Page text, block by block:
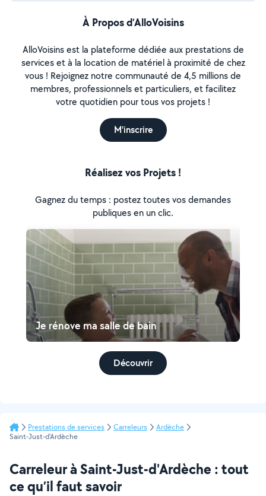
À Propos d’AlloVoisins
AlloVoisins est la plateforme dédiée aux prestations de
services et à la location de matériel à proximité de chez
vous ! Rejoignez notre communauté de 4,5 millions de
membres, professionnels et particuliers, et facilitez
votre quotidien pour tous vos projets !
M'inscrire
Réalisez vos Projets !
Gagnez du temps : postez toutes vos demandes
publiques en un clic.
Je rénove ma salle de bain
Découvrir
Prestations de services Carreleurs
Ardèche
Saint-Just-d'Ardèche
Carreleur à Saint-Just-d'Ardèche : tout
ce qu’il faut savoir